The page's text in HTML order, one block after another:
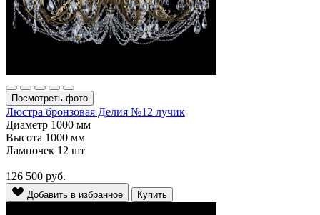
Посмотреть фото
Люстра бронзовая Делия №12 лучик
Диаметр 1000 мм
Высота 1000 мм
Лампочек 12 шт
126 500 руб.
Добавить в избранное Купить